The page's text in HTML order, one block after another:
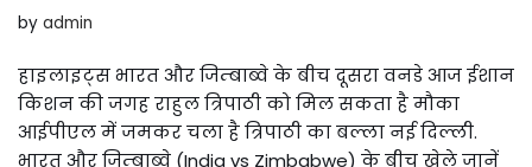
by admin
हाइलाइट्स भारत और जिम्बाब्वे के बीच दूसरा वनडे आज ईशान
किशन की जगह राहुल त्रिपाठी को मिल सकता है मौका
आईपीएल में जमकर चला है त्रिपाठी का बल्ला नई दिल्ली.
भारत और जिम्बाब्वे (India vs Zimbabwe) के बीच खेले जानें